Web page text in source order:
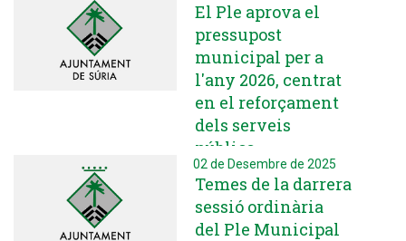
El Ple aprova el
pressupost
municipal per a
l'any 2026, centrat
en el reforçament
dels serveis
públics
02 de Desembre de 2025
Temes de la darrera
sessió ordinària
del Ple Municipal